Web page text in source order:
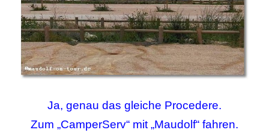
Ja, genau das gleiche Procedere.
Zum „CamperServ“ mit „Maudolf“ fahren.